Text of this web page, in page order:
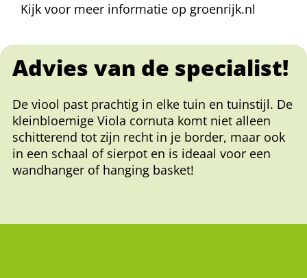
Kijk voor meer informatie op groenrijk.nl
Advies van de specialist!
De viool past prachtig in elke tuin en tuinstijl. De
kleinbloemige Viola cornuta komt niet alleen
schitterend tot zijn recht in je border, maar ook
in een schaal of sierpot en is ideaal voor een
wandhanger of hanging basket!